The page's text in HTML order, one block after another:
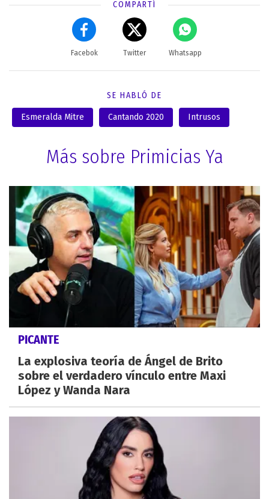
COMPARTÍ
Facebok Twitter Whatsapp
SE HABLÓ DE
Esmeralda Mitre Cantando 2020 Intrusos
Más sobre Primicias Ya
PICANTE
La explosiva teoría de Ángel de Brito
sobre el verdadero vínculo entre Maxi
López y Wanda Nara